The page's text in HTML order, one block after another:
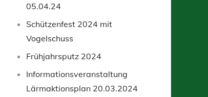
05.04.24
Schützenfest 2024 mit
Vogelschuss
Frühjahrsputz 2024
Informationsveranstaltung
Lärmaktionsplan 20.03.2024